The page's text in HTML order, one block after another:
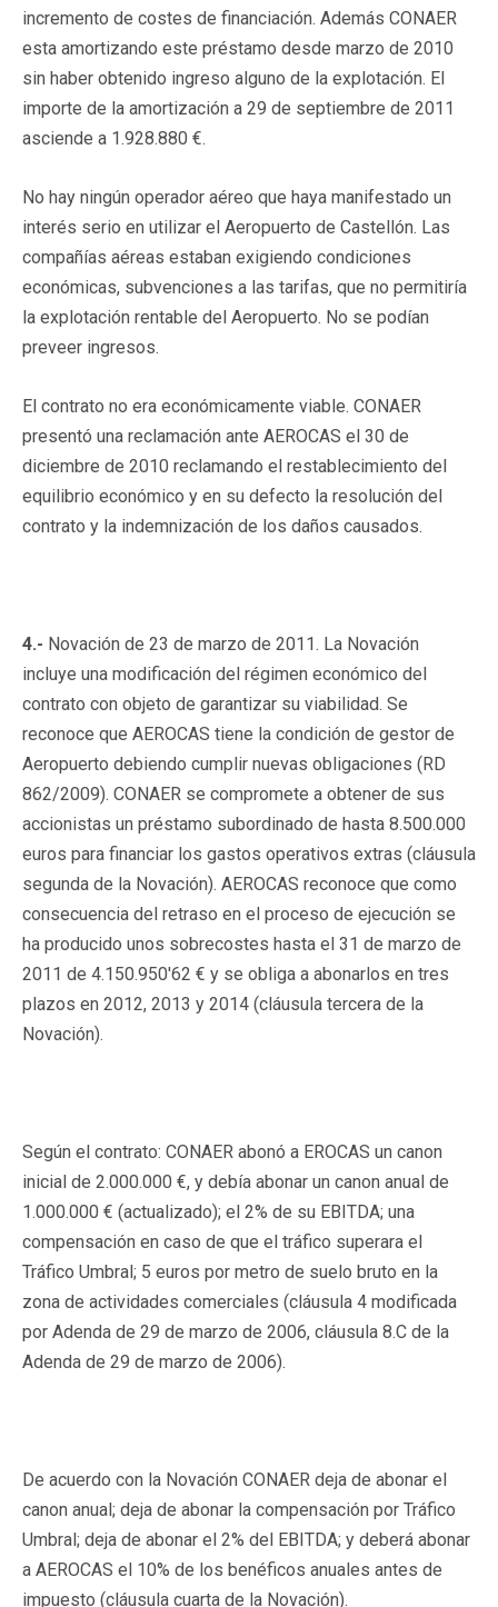
incremento de costes de financiación. Además CONAER
esta amortizando este préstamo desde marzo de 2010
sin haber obtenido ingreso alguno de la explotación. El
importe de la amortización a 29 de septiembre de 2011
asciende a 1.928.880 €.
No hay ningún operador aéreo que haya manifestado un
interés serio en utilizar el Aeropuerto de Castellón. Las
compañías aéreas estaban exigiendo condiciones
económicas, subvenciones a las tarifas, que no permitiría
la explotación rentable del Aeropuerto. No se podían
preveer ingresos.
El contrato no era económicamente viable. CONAER
presentó una reclamación ante AEROCAS el 30 de
diciembre de 2010 reclamando el restablecimiento del
equilibrio económico y en su defecto la resolución del
contrato y la indemnización de los daños causados.
4.- Novación de 23 de marzo de 2011. La Novación
incluye una modificación del régimen económico del
contrato con objeto de garantizar su viabilidad. Se
reconoce que AEROCAS tiene la condición de gestor de
Aeropuerto debiendo cumplir nuevas obligaciones (RD
862/2009). CONAER se compromete a obtener de sus
accionistas un préstamo subordinado de hasta 8.500.000
euros para financiar los gastos operativos extras (cláusula
segunda de la Novación). AEROCAS reconoce que como
consecuencia del retraso en el proceso de ejecución se
ha producido unos sobrecostes hasta el 31 de marzo de
2011 de 4.150.950'62 € y se obliga a abonarlos en tres
plazos en 2012, 2013 y 2014 (cláusula tercera de la
Novación).
Según el contrato: CONAER abonó a EROCAS un canon
inicial de 2.000.000 €, y debía abonar un canon anual de
1.000.000 € (actualizado); el 2% de su EBITDA; una
compensación en caso de que el tráfico superara el
Tráfico Umbral; 5 euros por metro de suelo bruto en la
zona de actividades comerciales (cláusula 4 modificada
por Adenda de 29 de marzo de 2006, cláusula 8.C de la
Adenda de 29 de marzo de 2006).
De acuerdo con la Novación CONAER deja de abonar el
canon anual; deja de abonar la compensación por Tráfico
Umbral; deja de abonar el 2% del EBITDA; y deberá abonar
a AEROCAS el 10% de los benéficos anuales antes de
impuesto (cláusula cuarta de la Novación).